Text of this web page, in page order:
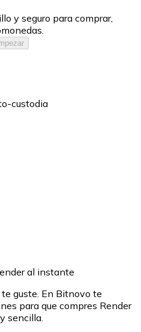
y seguro para comprar,
custodia
al instante
guste. En Bitnovo te
para que compres Render
sencilla.